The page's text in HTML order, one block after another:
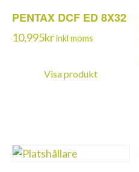
PENTAX DCF ED 8X32
10,995krinkl moms
Visa produkt